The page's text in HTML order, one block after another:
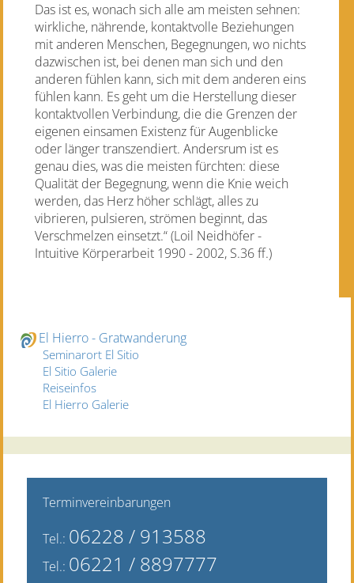
Das ist es, wonach sich alle am meisten sehnen:
wirkliche, nährende, kontaktvolle Beziehungen
mit anderen Menschen, Begegnungen, wo nichts
dazwischen ist, bei denen man sich und den
anderen fühlen kann, sich mit dem anderen eins
fühlen kann. Es geht um die Herstellung dieser
kontaktvollen Verbindung, die die Grenzen der
eigenen einsamen Existenz für Augenblicke
oder länger transzendiert. Andersrum ist es
genau dies, was die meisten fürchten: diese
Qualität der Begegnung, wenn die Knie weich
werden, das Herz höher schlägt, alles zu
vibrieren, pulsieren, strömen beginnt, das
Verschmelzen einsetzt.“ (Loil Neidhöfer -
Intuitive Körperarbeit 1990 - 2002, S.36 ff.)
El Hierro - Gratwanderung
Seminarort El Sitio
El Sitio Galerie
Reiseinfos
El Hierro Galerie
Terminvereinbarungen
Tel.: 06228 / 913588
Tel.: 06221 / 8897777